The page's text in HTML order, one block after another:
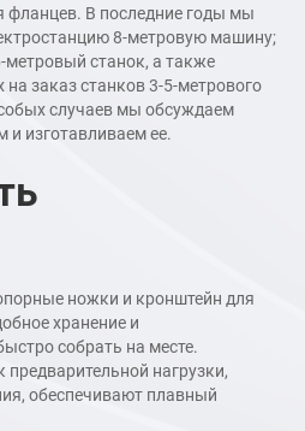
В последние годы мы
​​8-метровую машину;
станок, а также
заказ станков 3-5-метрового
случаев мы обсуждаем
и изготавливаем ее.
ножки и кронштейн для
хранение и
собрать на месте.
нагрузки,
обеспечивают плавный